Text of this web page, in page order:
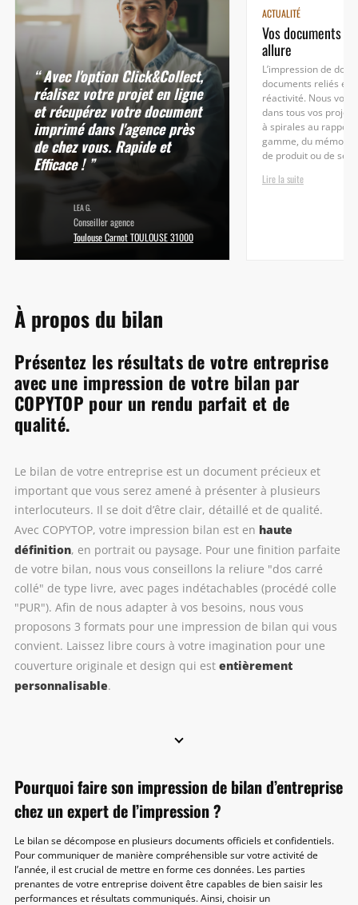
“ Avec l'option Click&Collect,
réalisez votre projet en ligne
et récupérez votre document
imprimé dans l'agence près
de chez vous. Rapide et
Efficace ! ”
LEA G.
Conseiller agence
Toulouse Carnot TOULOUSE 31000
ACTUALITÉ
Vos documents
allure
L’impression de
documents reliés
réactivité. Nous
dans tous vos
à spirales au rapport
gamme, du
de produit ou de
Lire la suite
À propos du bilan
Présentez les résultats de votre entreprise
avec une impression de votre bilan par
COPYTOP pour un rendu parfait et de
qualité.
Le bilan de votre entreprise est un document précieux et
important que vous serez amené à présenter à plusieurs
interlocuteurs. Il se doit d’être clair, détaillé et de qualité.
Avec COPYTOP, votre impression bilan est en haute
définition, en portrait ou paysage. Pour une finition parfaite
de votre bilan, nous vous conseillons la reliure "dos carré
collé" de type livre, avec pages indétachables (procédé colle
"PUR"). Afin de nous adapter à vos besoins, nous vous
proposons 3 formats pour une impression de bilan qui vous
convient. Laissez libre cours à votre imagination pour une
couverture originale et design qui est entièrement
personnalisable.
Pourquoi faire son impression de bilan d’entreprise
chez un expert de l’impression ?
Le bilan se décompose en plusieurs documents officiels et confidentiels.
Pour communiquer de manière compréhensible sur votre activité de
l’année, il est crucial de mettre en forme ces données. Les parties
prenantes de votre entreprise doivent être capables de bien saisir les
performances et résultats communiqués. Ainsi, choisir un